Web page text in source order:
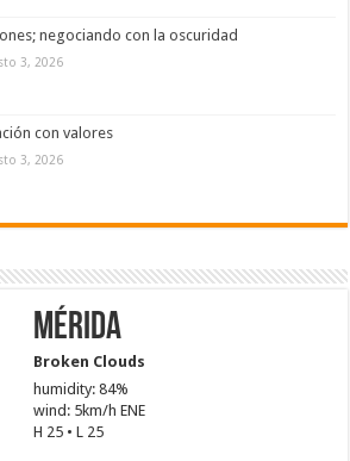
negociando con la oscuridad
3, 2026
con valores
3, 2026
Mérida
Broken Clouds
humidity: 84%
wind: 5km/h ENE
H 25 • L 25